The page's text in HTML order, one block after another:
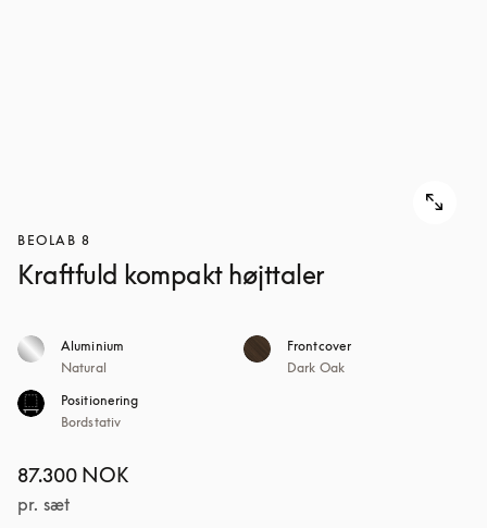
BEOLAB 8
Kraftfuld kompakt højttaler
Aluminium
Natural
Frontcover
Dark Oak
Positionering
Bordstativ
87.300 NOK
pr. sæt